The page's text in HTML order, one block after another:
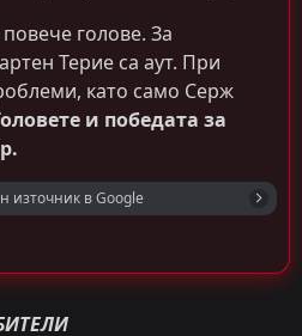
голове. За
Терие са аут. При
като само Серж
и победата за
източник в Google
Последвай